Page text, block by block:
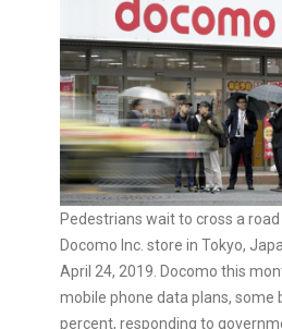
Pedestrians wait to cross a
Docomo Inc. store in Tokyo,
April 24, 2019. Docomo this
mobile phone data plans, some
percent, responding to